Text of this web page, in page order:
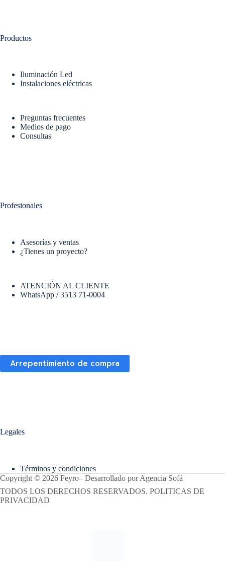
Productos
Iluminación Led
Instalaciones eléctricas
Preguntas frecuentes
Medios de pago
Consultas
Profesionales
Asesorías y ventas
¿Tienes un proyecto?
ATENCIÓN AL CLIENTE
WhatsApp / 3513 71-0004
Arrepentimiento de compra
Legales
Términos y condiciones
Copyright © 2026 Feyro– Desarrollado porAgencia Sofá
TODOS LOS DERECHOS RESERVADOS. POLITICAS DE
PRIVACIDAD